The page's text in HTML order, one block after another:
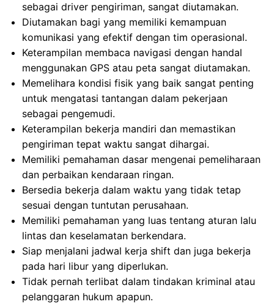
sebagai driver pengiriman, sangat diutamakan.
Diutamakan bagi yang memiliki kemampuan
komunikasi yang efektif dengan tim operasional.
Keterampilan membaca navigasi dengan handal
menggunakan GPS atau peta sangat diutamakan.
Memelihara kondisi fisik yang baik sangat penting
untuk mengatasi tantangan dalam pekerjaan
sebagai pengemudi.
Keterampilan bekerja mandiri dan memastikan
pengiriman tepat waktu sangat dihargai.
Memiliki pemahaman dasar mengenai pemeliharaan
dan perbaikan kendaraan ringan.
Bersedia bekerja dalam waktu yang tidak tetap
sesuai dengan tuntutan perusahaan.
Memiliki pemahaman yang luas tentang aturan lalu
lintas dan keselamatan berkendara.
Siap menjalani jadwal kerja shift dan juga bekerja
pada hari libur yang diperlukan.
Tidak pernah terlibat dalam tindakan kriminal atau
pelanggaran hukum apapun.